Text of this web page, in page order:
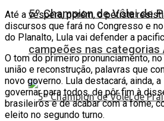
5º Champion de Vôlei de
campeões nas categorias
Até a véspera, porém, o petista
discursos que fará no Congresso e
do Planalto, Lula vai defender a
O tom do primeiro pronunciamento,
união e reconstrução, palavras que
novo governo. Lula destacará, ainda,
governar para todos, de pôr fim à
brasileiros e de acabar com a fome,
eleito no segundo turno.